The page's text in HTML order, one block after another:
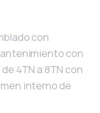
con
con
4TN a 8TN con
interno de